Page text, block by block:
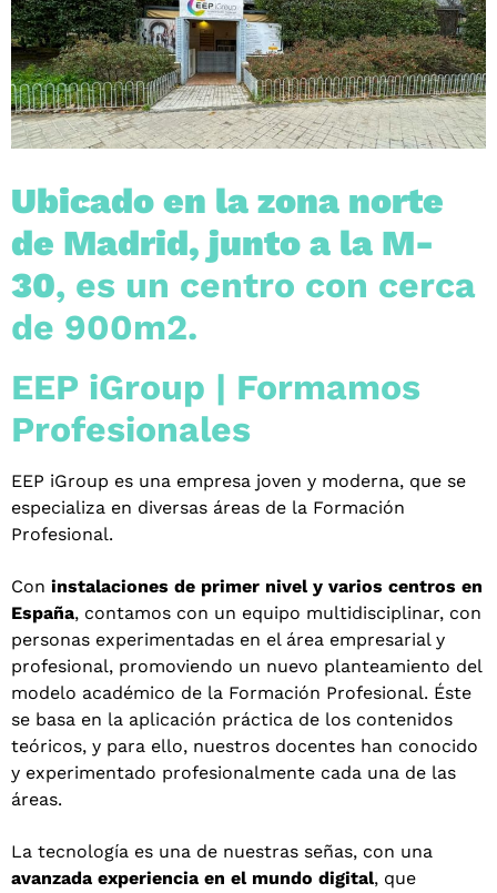
Ubicado en la zona norte
de Madrid, junto a la M-
30, es un centro con cerca
de 900m2.
EEP iGroup | Formamos
Profesionales
EEP iGroup es una empresa joven y moderna, que se
especializa en diversas áreas de la Formación
Profesional.
Con instalaciones de primer nivel y varios centros en
España, contamos con un equipo multidisciplinar, con
personas experimentadas en el área empresarial y
profesional, promoviendo un nuevo planteamiento del
modelo académico de la Formación Profesional. Éste
se basa en la aplicación práctica de los contenidos
teóricos, y para ello, nuestros docentes han conocido
y experimentado profesionalmente cada una de las
áreas.
La tecnología es una de nuestras señas, con una
avanzada experiencia en el mundo digital, que